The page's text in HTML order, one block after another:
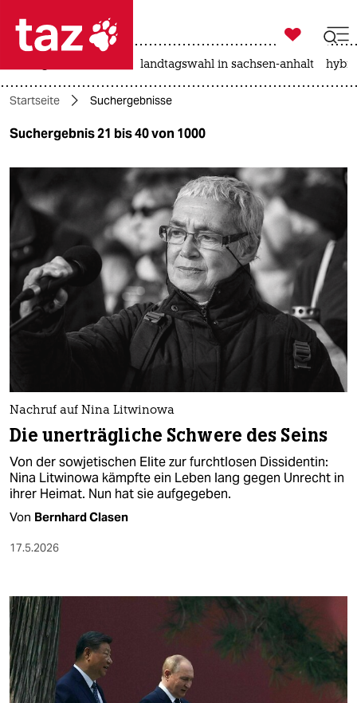
 taz zahl ich
taz zahl ich
themen
politik
öko
gesellschaft
kultur
sport
nord
wahrheit
verlag
verlag
unterstützen
abo
genossenschaft

taz zahl ich
landtagswahl in sachsen-anhalt
Startseite Suchergebnisse
Suchergebnis 21 bis 40 von 1000
Nachruf auf Nina Litwinowa
Die unerträgliche Schwere des Seins
Von der sowjetischen Elite zur furchtlosen Dissidentin:
Nina Litwinowa kämpfte ein Leben lang gegen Unrecht in
ihrer Heimat. Nun hat sie aufgegeben.
Von Bernhard Clasen
17.5.2026